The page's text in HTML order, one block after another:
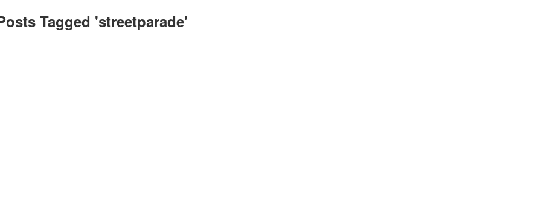
Tagged 'streetparade'